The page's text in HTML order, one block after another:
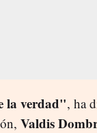
la verdad", ha
Valdis